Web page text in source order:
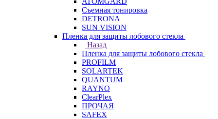
Съемная тонировка
DETRONA
SUN VISION
Пленка для защиты лобового стекла
Назад
Пленка для защиты лобового стекла
PROFILM
SOLARTEK
QUANTUM
RAYNO
ClearPlex
ПРОЧАЯ
SAFEX